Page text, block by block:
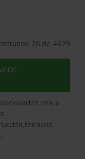
20 de 4629
con la